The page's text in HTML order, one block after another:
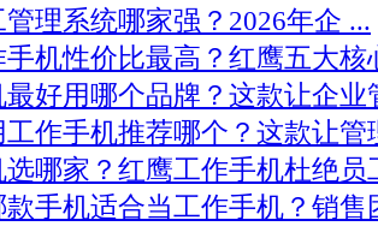
理系统哪家强？2026年企 ...
机性价比最高？红鹰五大核
好用哪个品牌？这款让企业
作手机推荐哪个？这款让管
哪家？红鹰工作手机杜绝员
款手机适合当工作手机？销售